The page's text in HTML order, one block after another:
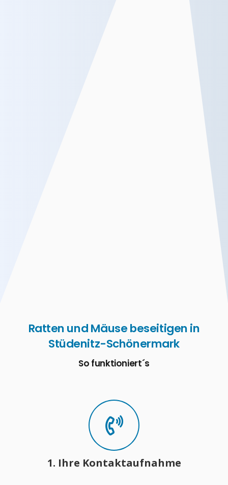
Ratten und Mäuse beseitigen in
Stüdenitz-Schönermark
So funktioniert´s
1. Ihre Kontaktaufnahme